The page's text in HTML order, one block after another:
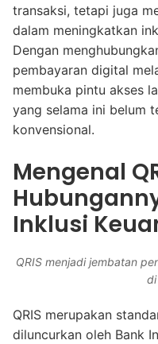
transaksi, tetapi juga
dalam meningkatkan
Dengan
pembayaran digital
membuka pintu akses
yang selama ini belum
konvensional.
Mengenal
Inklusi
QRIS menjadi jembatan
di
QRIS merupakan
diluncurkan oleh Bank